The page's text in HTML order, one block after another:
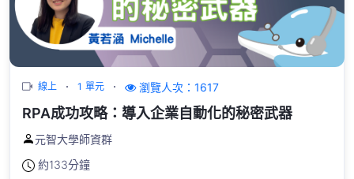
線上 1 單元 瀏覽人次：1617
RPA成功攻略：導入企業自動化的秘密武器
元智大學師資群
約133分鐘